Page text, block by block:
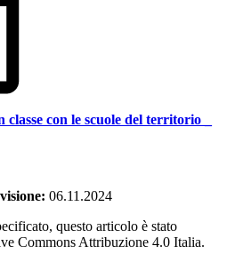
con le scuole del territorio _
06.11.2024
questo articolo è stato
Commons Attribuzione 4.0 Italia.